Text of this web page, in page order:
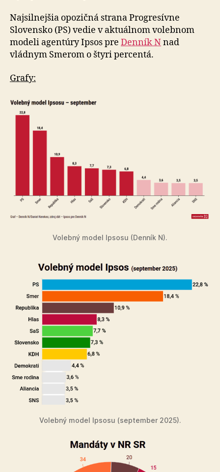
Najsilnejšia opozičná strana Progresívne
Slovensko (PS) vedie v aktuálnom volebnom
modeli agentúry Ipsos pre Denník Nnad
vládnym Smerom o štyri percentá.
Grafy:
Volebný model Ipsosu (Denník N).
Volebný model Ipsosu (september 2025).